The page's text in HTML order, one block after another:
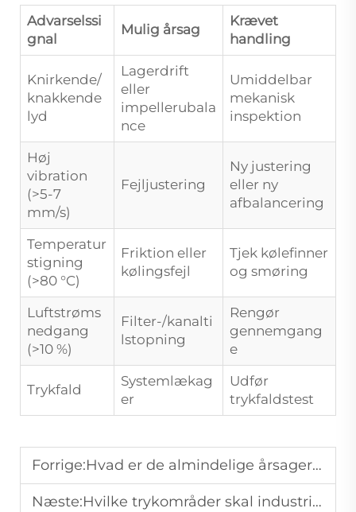
Advarselssi
gnal
Mulig årsag
Krævet
handling
Knirkende/
knakkende
lyd
Lagerdrift
eller
impellerubala
nce
Umiddelbar
mekanisk
inspektion
Høj
vibration
(>5-7
mm/s)
Fejljustering
Ny justering
eller ny
afbalancering
Temperatur
stigning
(>80 °C)
Friktion eller
kølingsfejl
Tjek kølefinner
og smøring
Luftstrøms
nedgang
(>10 %)
Filter-/kanalti
lstopning
Rengør
gennemgang
e
Trykfald
Systemlækag
er
Udfør
trykfaldstest
Forrige:Hvad er de almindelige årsager til fejl på luftkompressorer, og hvordan undgår man dem?
Næste:Hvilke trykområder skal industrielle luftpumper dække for tekstilproduktion?